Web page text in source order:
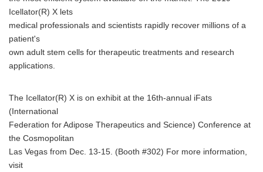
Icellator(R) X lets
medical professionals and scientists rapidly recover millions of a
patient's
own adult stem cells for therapeutic treatments and research
applications.
The Icellator(R) X is on exhibit at the 16th-annual iFats
(International
Federation for Adipose Therapeutics and Science) Conference at
the Cosmopolitan
Las Vegas from Dec. 13-15. (Booth #302) For more information,
visit